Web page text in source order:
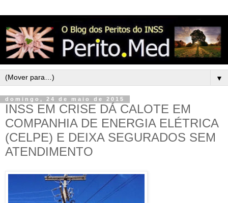
▼
domingo, 24 de maio de 2015
INSS EM CRISE DÁ CALOTE EM
COMPANHIA DE ENERGIA ELÉTRICA
(CELPE) E DEIXA SEGURADOS SEM
ATENDIMENTO